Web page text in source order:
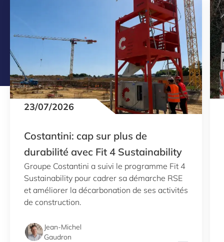
23/07/2026
Costantini: cap sur plus de
durabilité avec Fit 4 Sustainability
Groupe Costantini a suivi le programme Fit 4
Sustainability pour cadrer sa démarche RSE
et améliorer la décarbonation de ses activités
de construction.
Jean-Michel
Gaudron